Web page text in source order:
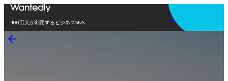
400万人が利用するビジネスSNS
アプリを使う